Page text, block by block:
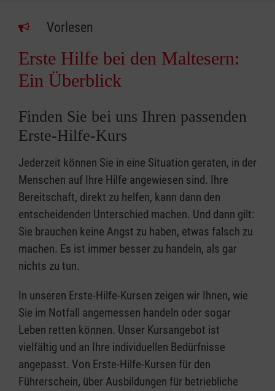
Vorlesen
Erste Hilfe bei den Maltesern:
Ein Überblick
Finden Sie bei uns Ihren passenden
Erste-Hilfe-Kurs
Jederzeit können Sie in eine Situation geraten, in der
Menschen auf Ihre Hilfe angewiesen sind. Ihre
Bereitschaft, direkt zu helfen, kann dann den
entscheidenden Unterschied machen. Und dann gilt:
Sie brauchen keine Angst zu haben, etwas falsch zu
machen. Es ist immer besser zu handeln, als gar
nichts zu tun.
In unseren Erste-Hilfe-Kursen zeigen wir Ihnen, wie
Sie im Notfall angemessen handeln oder sogar
Leben retten können. Unser Kursangebot ist
vielfältig und an Ihre individuellen Bedürfnisse
angepasst. Von Erste-Hilfe-Kursen für den
Führerschein, über Ausbildungen für betriebliche